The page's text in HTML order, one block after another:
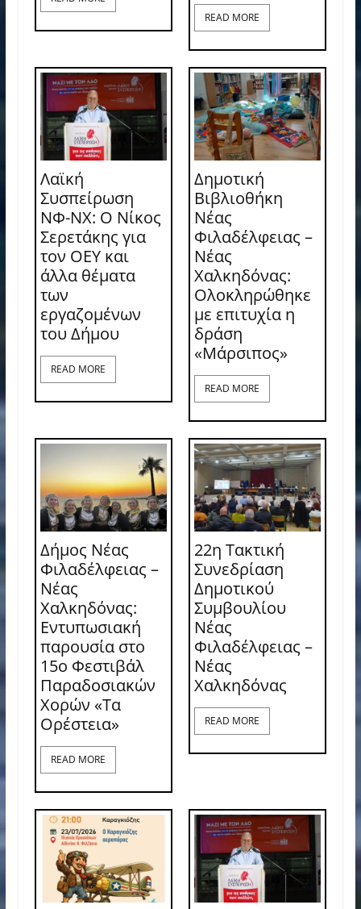
READ MORE
Λαϊκή
Συσπείρωση
ΝΦ-ΝΧ: O Νίκος
Σερετάκης για
τον ΟΕΥ και
άλλα θέματα
των
εργαζομένων
του Δήμου
READ MORE
Δημοτική
Βιβλιοθήκη
Νέας
Φιλαδέλφειας –
Νέας
Χαλκηδόνας:
Ολοκληρώθηκε
με επιτυχία η
δράση
«Μάρσιπος»
READ MORE
Δήμος Νέας
Φιλαδέλφειας –
Νέας
Χαλκηδόνας:
Εντυπωσιακή
παρουσία στο
15ο Φεστιβάλ
Παραδοσιακών
Χορών «Τα
Ορέστεια»
READ MORE
22η Τακτική
Συνεδρίαση
Δημοτικού
Συμβουλίου
Νέας
Φιλαδέλφειας –
Νέας
Χαλκηδόνας
READ MORE